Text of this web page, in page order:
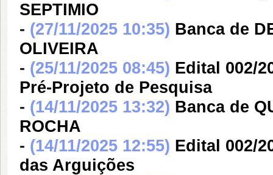
SEPTIMIO
- (27/11/2025 10:35) Banca de
OLIVEIRA
- (25/11/2025 08:45) Edital 002/
Pré-Projeto de Pesquisa
- (14/11/2025 13:32) Banca de
ROCHA
- (14/11/2025 12:55) Edital 002/
das Arguições